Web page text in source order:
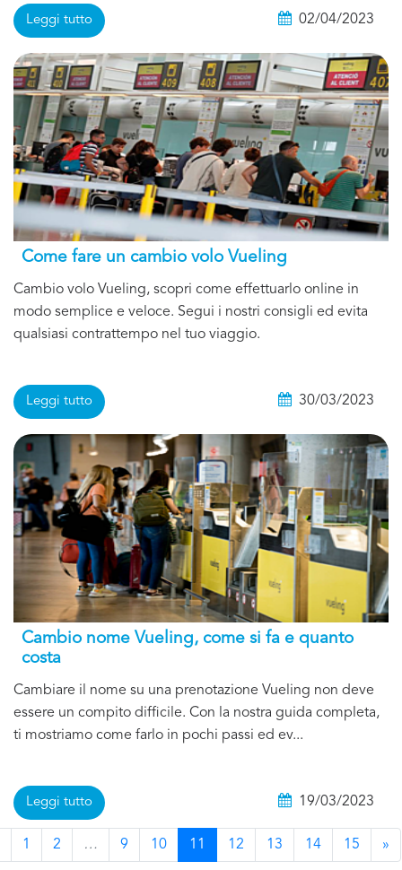
Leggi tutto 02/04/2023
Come fare un cambio volo Vueling
Cambio volo Vueling, scopri come effettuarlo online in
modo semplice e veloce. Segui i nostri consigli ed evita
qualsiasi contrattempo nel tuo viaggio.
Leggi tutto 30/03/2023
Cambio nome Vueling, come si fa e quanto
costa
Cambiare il nome su una prenotazione Vueling non deve
essere un compito difficile. Con la nostra guida completa,
ti mostriamo come farlo in pochi passi ed ev...
Leggi tutto 19/03/2023
1 2 … 9 10 11 12 13 14 15 »